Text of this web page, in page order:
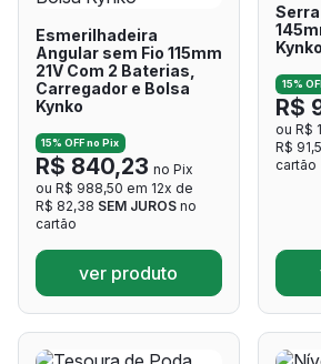
Esmerilhadeira
Angular sem Fio 115mm
21V Com 2 Baterias,
Carregador e Bolsa
Kynko
15% OFF no Pix
R$ 840,23 no Pix
ou R$ 988,50 em 12x de
R$ 82,38 SEM JUROSno
cartão
ver produto
15%
R$
ou R$
R$
cartão